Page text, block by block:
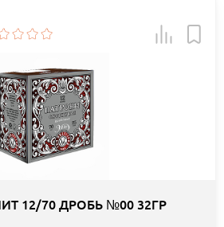
12/70 ДРОБЬ №00 32ГР